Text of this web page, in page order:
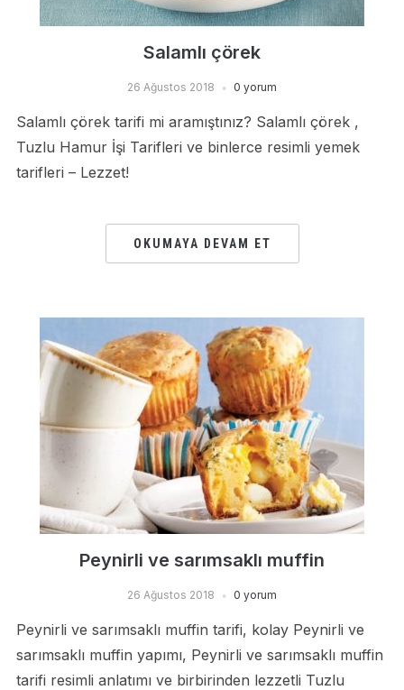
Salamlı çörek
26 Ağustos 2018 0 yorum
Salamlı çörek tarifi mi aramıştınız? Salamlı çörek ,
Tuzlu Hamur İşi Tarifleri ve binlerce resimli yemek
tarifleri – Lezzet!
OKUMAYA DEVAM ET
Peynirli ve sarımsaklı muffin
26 Ağustos 2018 0 yorum
Peynirli ve sarımsaklı muffin tarifi, kolay Peynirli ve
sarımsaklı muffin yapımı, Peynirli ve sarımsaklı muffin
tarifi resimli anlatımı ve birbirinden lezzetli Tuzlu